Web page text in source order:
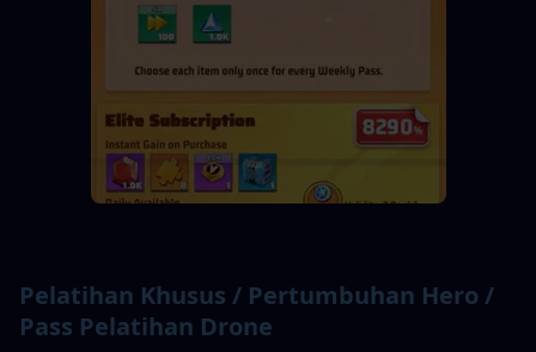
Pelatihan Khusus / Pertumbuhan Hero /
Pass Pelatihan Drone